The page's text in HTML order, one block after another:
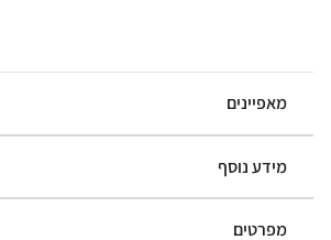
מאפיינים
מידע נוסף
מפרטים